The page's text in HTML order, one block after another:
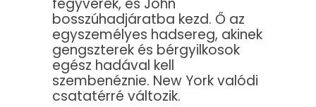
fegyverek, és John
bosszúhadjáratba kezd. Ő az
egyszemélyes hadsereg, akinek
gengszterek és bérgyilkosok
egész hadával kell
szembenéznie. New York valódi
csatatérré változik.